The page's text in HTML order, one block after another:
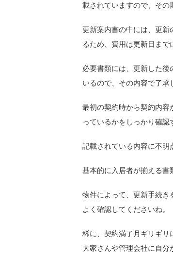
載されていますので、その
更新案内書の中には、更新
るため、費用は更新日まで
必要書類には、更新した
いるので、その内容で了承
最初の契約時から契約内容
っているかをしっかり確認
記載されている内容に不明
基本的に入居者が揃える書
物件によって、更新手続き
よく確認してくださいね。
稀に、契約満了月ギリギリ
大家さんや管理会社に自分